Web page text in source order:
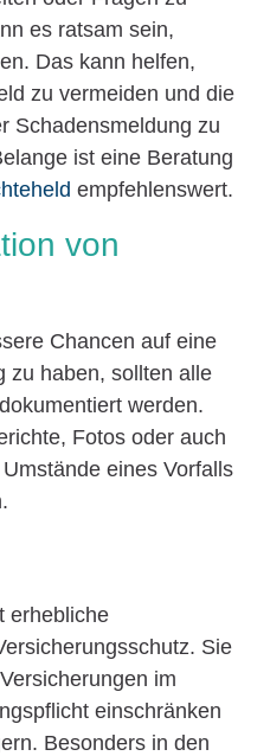
es ratsam sein,
Das kann helfen,
zu vermeiden und die
Schadensmeldung zu
ist eine Beratung
empfehlenswert.
von
Chancen auf eine
zu haben, sollten alle
werden.
Fotos oder auch
eines Vorfalls
erhebliche
Sie
im
einschränken
Besonders in den